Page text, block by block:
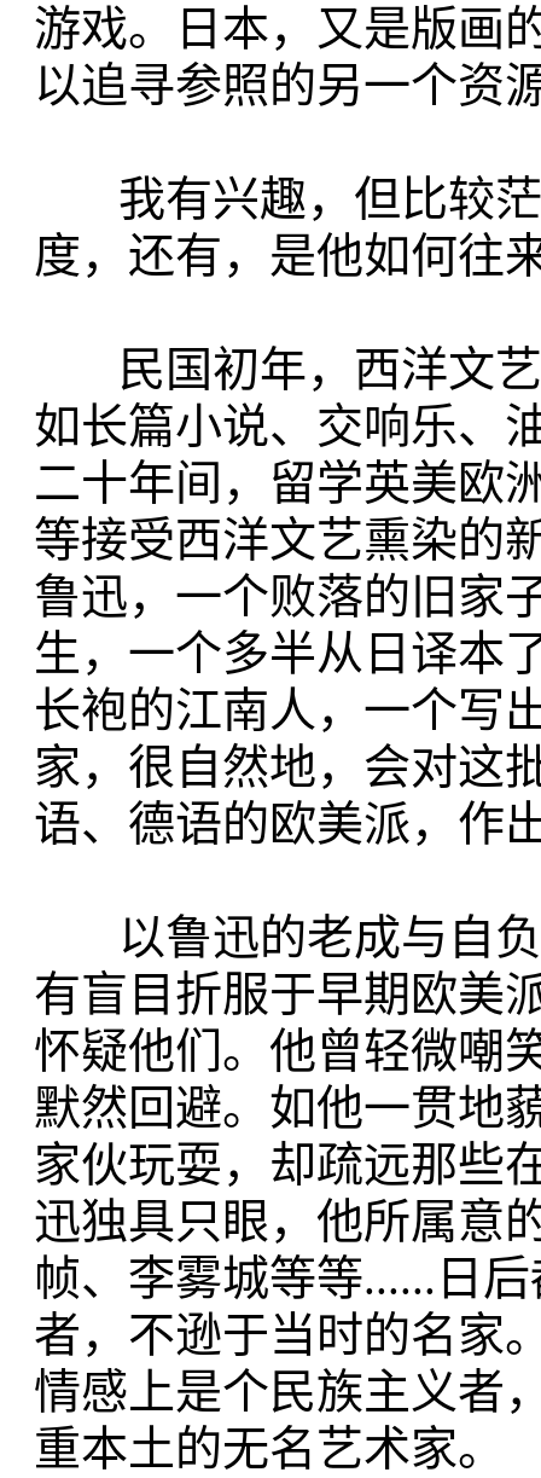
游戏。日本，又是版画
以追寻参照的另一个资
我有兴趣，但比较茫
度，还有，是他如何往
民国初年，西洋文艺
如长篇小说、交响乐、
二十年间，留学英美欧
等接受西洋文艺熏染的
鲁迅，一个败落的旧家
生，一个多半从日译本
长袍的江南人，一个写
家，很自然地，会对这
语、德语的欧美派，作
以鲁迅的老成与自负
有盲目折服于早期欧美
怀疑他们。他曾轻微嘲
默然回避。如他一贯地
家伙玩耍，却疏远那些
迅独具只眼，他所属意
帧、李雾城等等......日
者，不逊于当时的名家
情感上是个民族主义者
重本土的无名艺术家。